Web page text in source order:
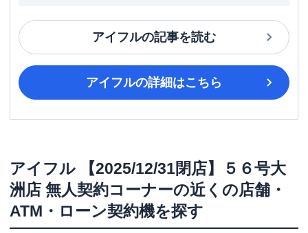
アイフルの記事を読む
アイフルの詳細はこちら
アイフル
【2025/12/31閉店】５６号大
洲店 無人契約コーナーの近くの店舗・
ATM・ローン契約機を探す